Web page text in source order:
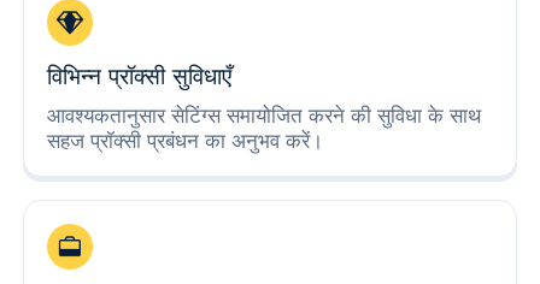
विभिन्न प्रॉक्सी सुविधाएँ
आवश्यकतानुसार सेटिंग्स समायोजित करने की सुविधा के साथ
सहज प्रॉक्सी प्रबंधन का अनुभव करें।